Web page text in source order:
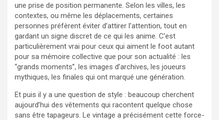
une prise de position permanente. Selon les villes, les
contextes, ou même les déplacements, certaines
personnes préfèrent éviter d’attirer l’attention, tout en
gardant un signe discret de ce qui les anime. C’est
particulièrement vrai pour ceux qui aiment le foot autant
pour sa mémoire collective que pour son actualité : les
“grands moments”, les images d’archives, les joueurs
mythiques, les finales qui ont marqué une génération.
Et puis il y a une question de style : beaucoup cherchent
aujourd’hui des vêtements qui racontent quelque chose
sans être tapageurs. Le vintage a précisément cette force-